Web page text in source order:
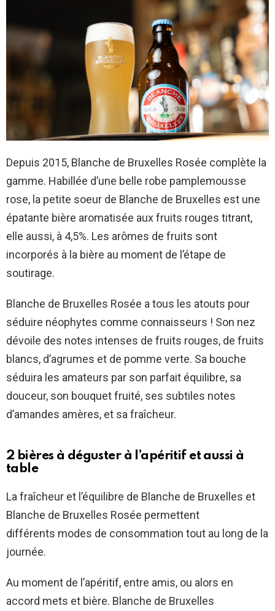
Depuis 2015, Blanche de Bruxelles Rosée complète la
gamme. Habillée d’une belle robe pamplemousse
rose, la petite soeur de Blanche de Bruxelles est une
épatante bière aromatisée aux fruits rouges titrant,
elle aussi, à 4,5%. Les arômes de fruits sont
incorporés à la bière au moment de l’étape de
soutirage.
Blanche de Bruxelles Rosée a tous les atouts pour
séduire néophytes comme connaisseurs ! Son nez
dévoile des notes intenses de fruits rouges, de fruits
blancs, d’agrumes et de pomme verte. Sa bouche
séduira les amateurs par son parfait équilibre, sa
douceur, son bouquet fruité, ses subtiles notes
d’amandes amères, et sa fraîcheur.
2 bières à déguster à l’apéritif et aussi à
table
La fraîcheur et l’équilibre de Blanche de Bruxelles et
Blanche de Bruxelles Rosée permettent
différents modes de consommation tout au long de la
journée.
Au moment de l’apéritif, entre amis, ou alors en
accord mets et bière. Blanche de Bruxelles